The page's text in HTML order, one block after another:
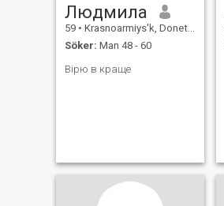
Людмила
59 • Krasnoarmiys'k, Donets'k, Ukraina
Söker: Man 48 - 60
Вірю в краще